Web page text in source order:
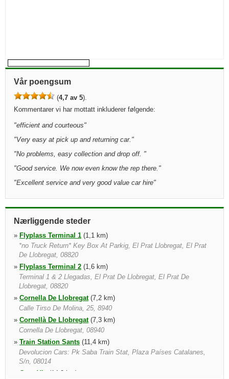
Vår poengsum
(4,7 av 5).
Kommentarer vi har mottatt inkluderer følgende:
"efficient and courteous"
"Very easy at pick up and returning car. "
"No problems, easy collection and drop off. "
"Good service. We now even know the rep there. "
"Excellent service and very good value car hire"
Nærliggende steder
» Flyplass Terminal 1 (1,1 km)
*no Truck Return* Key Box At Parkig, El Prat Llobregat, El Prat
De Llobregat, 08820
» Flyplass Terminal 2 (1,6 km)
Terminal 1 & 2 Llegadas, El Prat De Llobregat, El Prat De
Llobregat, 08820
» Cornella De Llobregat(7,2 km)
Calle Tirso De Molina, 25, 8940
» Cornellà De Llobregat(7,3 km)
Cornella De Llobregat, 08940
» Train Station Sants (11,4 km)
Devolucion Cars: Pk Saba Train Stat, Plaza Países Catalanes,
S/n, 08014
Gran Via (14,2 km)